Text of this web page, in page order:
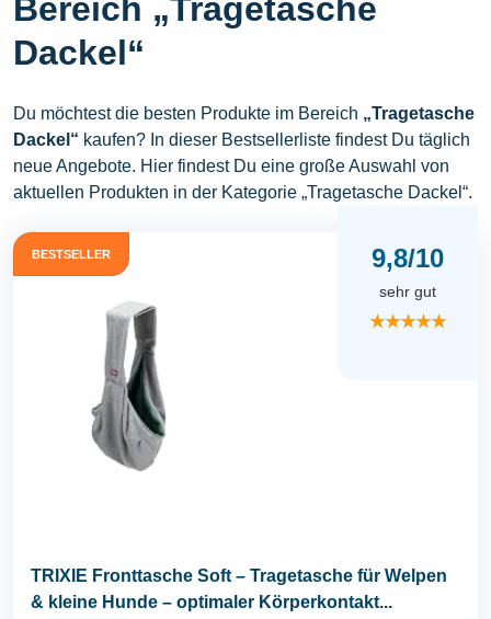
Bereich „Tragetasche
Dackel“
Du möchtest die besten Produkte im Bereich „Tragetasche
Dackel“ kaufen? In dieser Bestsellerliste findest Du täglich
neue Angebote. Hier findest Du eine große Auswahl von
aktuellen Produkten in der Kategorie „Tragetasche Dackel“.
BESTSELLER 9,8/10
sehr gut
★★★★★
TRIXIE Fronttasche Soft – Tragetasche für Welpen
& kleine Hunde – optimaler Körperkontakt...